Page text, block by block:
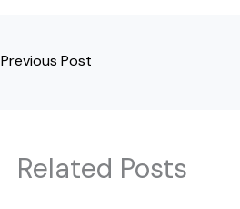
Previous Post
Related Posts